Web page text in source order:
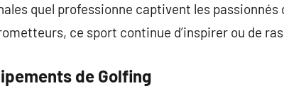
quel professionne captivent les
ce sport continue d’inspirer ou de
de Golfing